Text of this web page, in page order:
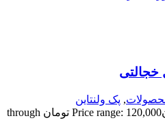
, پک ولنتاین
Price range: 120,000 تومان through